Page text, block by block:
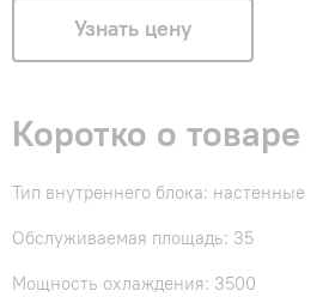
Узнать цену
Коротко о товаре
Тип внутреннего блока: настенные
Обслуживаемая площадь: 35
Мощность охлаждения: 3500